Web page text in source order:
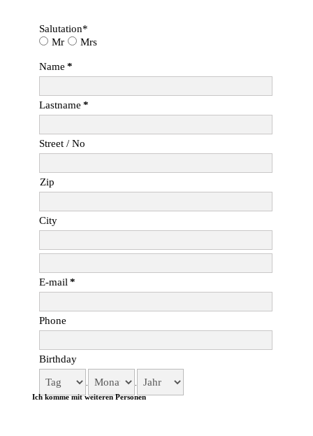
Salutation*
Mr
Mrs
Name *
Lastname *
Street / No
Zip
City
E-mail*
Phone
Birthday
Ich komme mit weiteren Personen